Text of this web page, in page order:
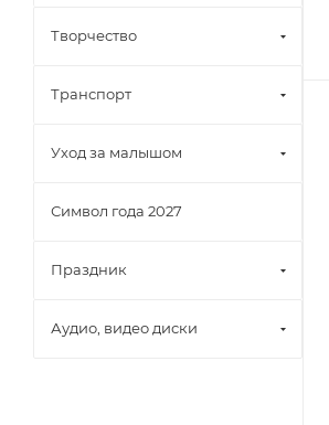
Творчество
Транспорт
Уход за малышом
Символ года 2027
Праздник
Аудио, видео диски